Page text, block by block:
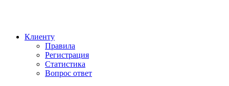
Клиенту
Правила
Регистрация
Статистика
Вопрос ответ